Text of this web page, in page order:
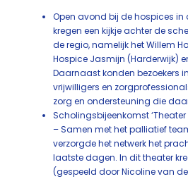
Open avond bij de hospices in
kregen een kijkje achter de
de regio, namelijk het Willem
Hospice Jasmijn (Harderwijk)
Daarnaast konden bezoekers
vrijwilligers en
zorg en ondersteuning die
Scholingsbijeenkomst
– Samen met het palliatief
verzorgde het netwerk het
laatste dagen. In dit theater
(gespeeld door Nicoline van